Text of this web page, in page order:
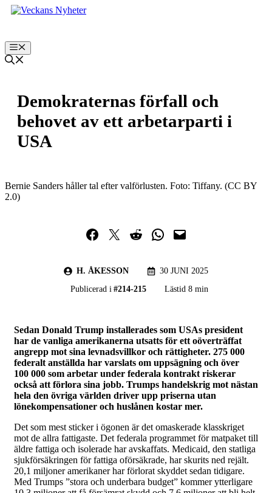
Hoppa
Meny
Demokraternas förfall och
behovet av ett arbetarparti i
USA
Bernie Sanders håller tal efter valförlusten. Foto: Tiffany. (CC BY
2.0)
Dela på Facebook
Dela på TwitterDela på RedditDela i WhatsApp
Maila en länk
H. ÅKESSON
30 JUNI 2025
Publicerad i #214-215 Lästid 8 min
Sedan Donald Trump installerades som USAs president
har de vanliga amerikanerna utsatts för ett oöverträffat
angrepp mot sina levnadsvillkor och rättigheter. 275 000
federalt anställda har varslats om uppsägning och över
100 000 som arbetar under federala kontrakt riskerar
också att förlora sina jobb. Trumps handelskrig mot nästan
hela den övriga världen driver upp priserna utan
lönekompensationer och huslånen kostar mer.
Det som mest sticker i ögonen är det omaskerade klasskriget
mot de allra fattigaste. Det federala programmet för matpaket till
äldre fattiga och isolerade har avskaffats. Medicaid, den statliga
sjukförsäkringen för fattiga oförsäkrade, har skurits ned rejält.
20,1 miljoner amerikaner har förlorat skyddet sedan tidigare.
Med Trumps ”stora och underbara budget” kommer ytterligare